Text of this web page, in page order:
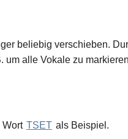
beliebig verschieben.
um alle Vokale zu
Wort TSET als Beispiel.